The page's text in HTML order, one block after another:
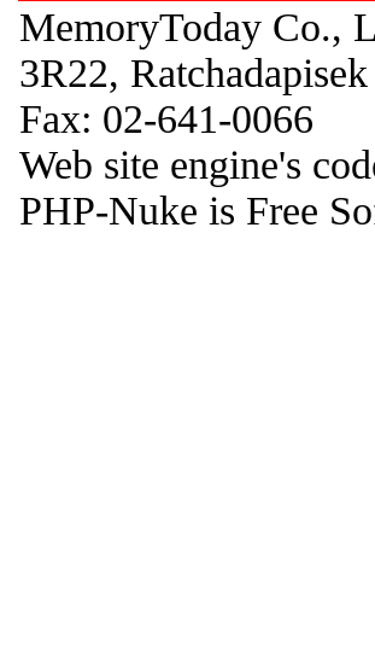
MemoryToday Co.,
3R22,
Fax: 02-641-0066
Web site engine's
PHP-Nuke is Free